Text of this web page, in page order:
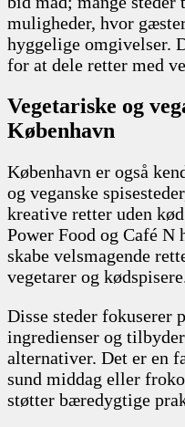
muligheder, hvor
hyggelige omgivelser.
for at dele retter med
Vegetariske og
København
København er også
og veganske
kreative retter uden
Power Food og Café N
skabe velsmagende
vegetarer og
Disse steder fokuserer
ingredienser og
alternativer. Det er en
sund middag eller
støtter bæredygtige